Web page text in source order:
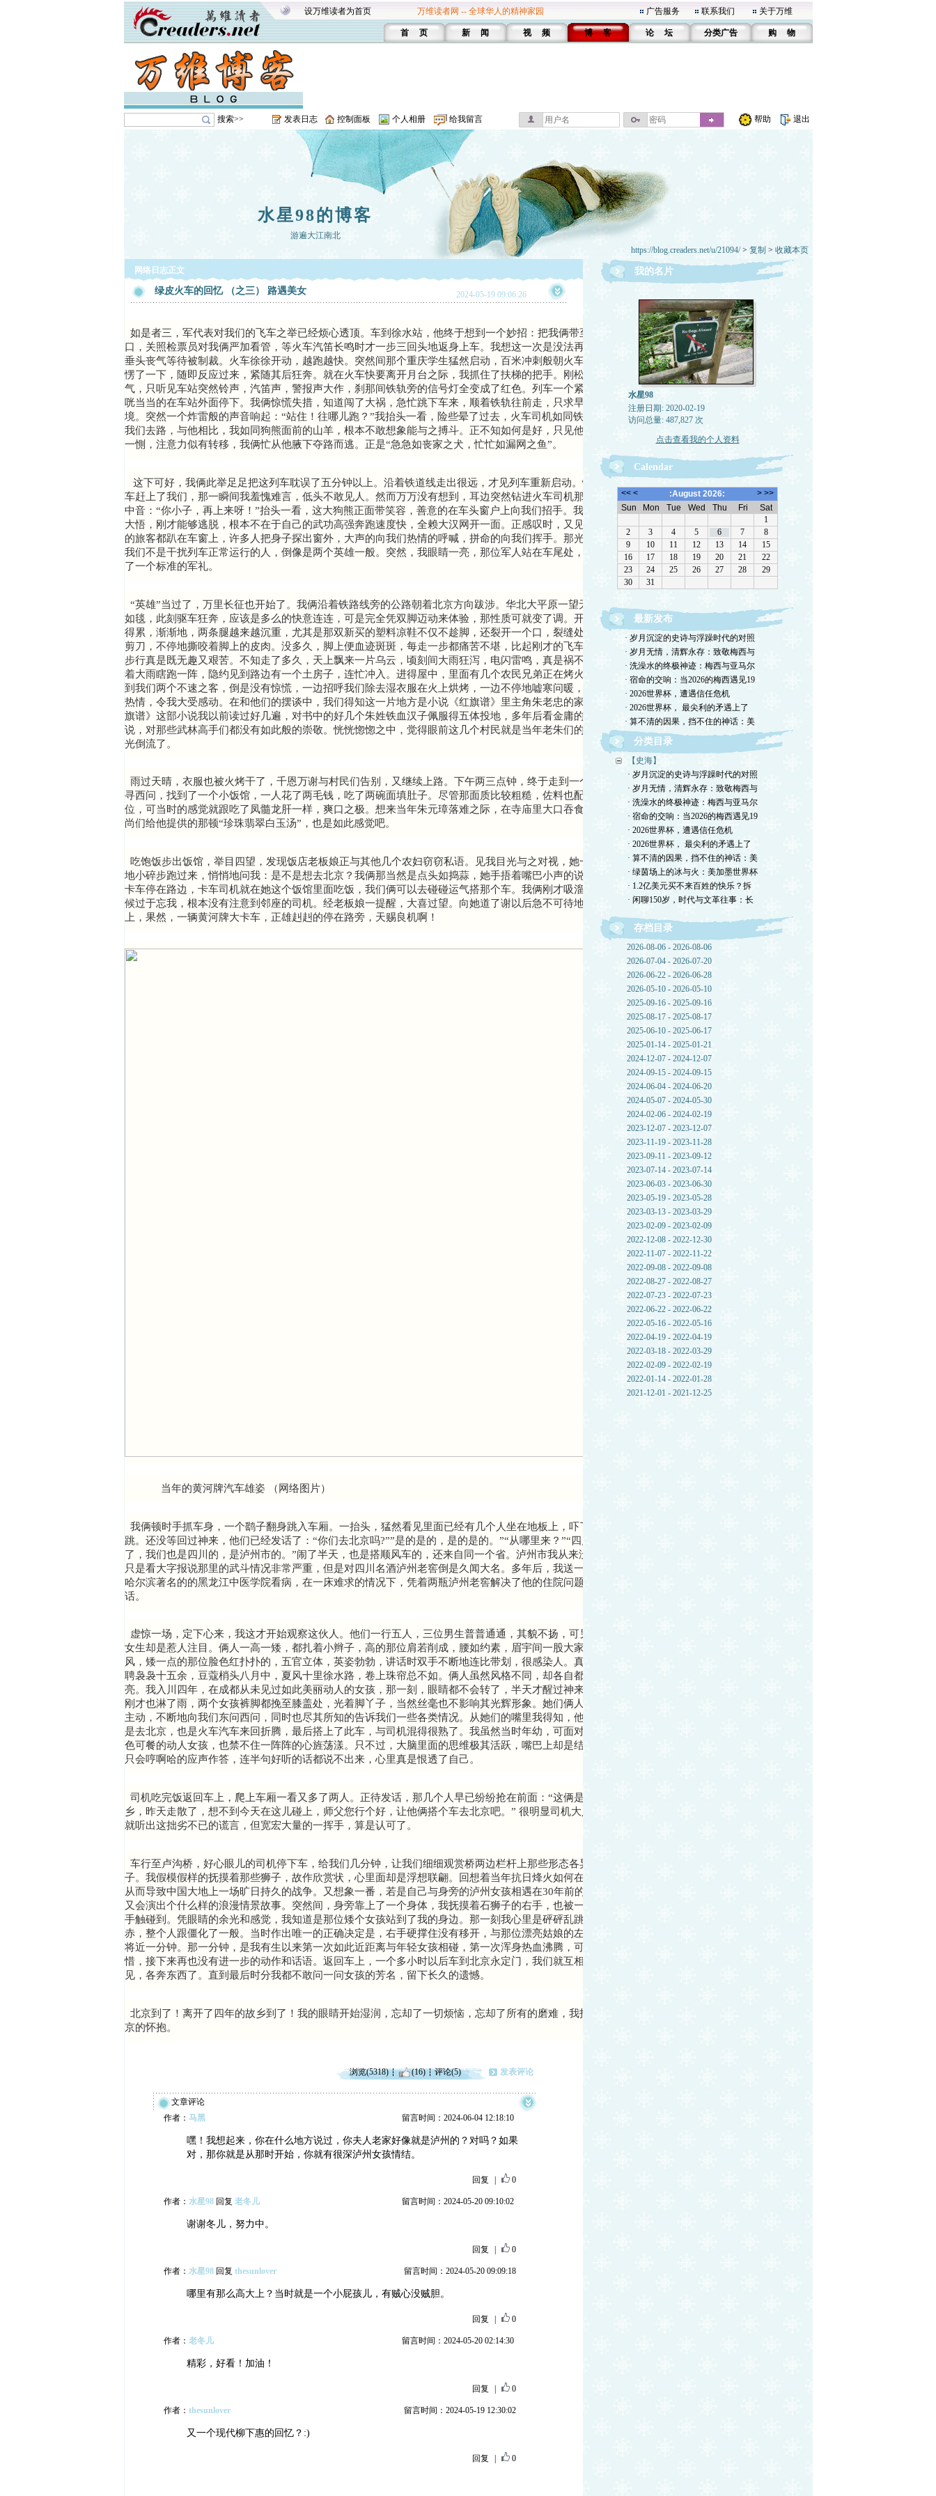
设万维读者为首页 万维读者网 -- 全球华人的精神家园 广告服务 联系我们 关于万维
首 页 新 闻 视 频 博 客 论 坛 分类广告 购 物
搜索>> 发表日志 控制面板 个人相册 给我留言 帮助 退出
水星98的博客
游遍大江南北
https://blog.creaders.net/u/21094/> 复制 > 收藏本页
网络日志正文
绿皮火车的回忆 （之三） 路遇美女 2024-05-19 09:06:26
如是者三，军代表对我们的飞车之举已经烦心透顶。车到徐水站，他终于想到一个妙招：把我俩带至车站检票
口，关照检票员对我俩严加看管，等火车汽笛长鸣时才一步三回头地返身上车。我想这一次是没法再飞车了，
垂头丧气等待被制裁。火车徐徐开动，越跑越快。突然间那个重庆学生猛然启动，百米冲刺般朝火车冲去。我
愣了一下，随即反应过来，紧随其后狂奔。就在火车快要离开月台之际，我抓住了扶梯的把手。刚松下一口
气，只听见车站突然铃声，汽笛声，警报声大作，刹那间铁轨旁的信号灯全变成了红色。列车一个紧急刹车，
咣当当的在车站外面停下。我俩惊慌失措，知道闯了大祸，急忙跳下车来，顺着铁轨往前走，只求早日脱离险
境。突然一个炸雷般的声音响起：“站住！往哪儿跑？”我抬头一看，险些晕了过去，火车司机如同铁塔般挡住
我们去路，与他相比，我如同狗熊面前的山羊，根本不敢想象能与之搏斗。正不知如何是好，只见他身子稍稍
一惻，注意力似有转移，我俩忙从他腋下夺路而逃。正是“急急如丧家之犬，忙忙如漏网之鱼”。
这下可好，我俩此举足足把这列车耽误了五分钟以上。沿着铁道线走出很远，才见列车重新启动。慢慢地火
车赶上了我们，那一瞬间我羞愧难言，低头不敢见人。然而万万没有想到，耳边突然钻进火车司机那雄浑的男
中音：“你小子，再上来呀！”抬头一看，这大狗熊正面带笑容，善意的在车头窗户上向我们招手。我顿时恍然
大悟，刚才能够逃脱，根本不在于自己的武功高强奔跑速度快，全赖大汉网开一面。正感叹时，又见几乎全车
的旅客都趴在车窗上，许多人把身子探出窗外，大声的向我们热情的呼喊，拼命的向我们挥手。那光景，仿佛
我们不是干扰列车正常运行的人，倒像是两个英雄一般。突然，我眼睛一亮，那位军人站在车尾处，向我们行
了一个标准的军礼。
“英雄”当过了，万里长征也开始了。我俩沿着铁路线旁的公路朝着北京方向跋涉。华北大平原一望无际，平整
如毯，此刻驱车狂奔，应该是多么的快意连连，可是完全凭双脚迈动来体验，那性质可就变了调。开始还不觉
得累，渐渐地，两条腿越来越沉重，尤其是那双新买的塑料凉鞋不仅不趁脚，还裂开一个口，裂缝处犹如一把
剪刀，不停地撕咬着脚上的皮肉。没多久，脚上便血迹斑斑，每走一步都痛苦不堪，比起刚才的飞车行动，这
步行真是既无趣又艰苦。不知走了多久，天上飘来一片乌云，顷刻间大雨狂泻，电闪雷鸣，真是祸不单行。冒
着大雨瞎跑一阵，隐约见到路边有一个土房子，连忙冲入。进得屋中，里面有几个农民兄弟正在烤火，他们看
到我们两个不速之客，倒是没有惊慌，一边招呼我们除去湿衣服在火上烘烤，一边不停地嘘寒问暖，亲切淳朴
热情，令我大受感动。在和他们的摆谈中，我们得知这一片地方是小说《红旗谱》里主角朱老忠的家乡。《红
旗谱》这部小说我以前读过好几遍，对书中的好几个朱姓铁血汉子佩服得五体投地，多年后看金庸的武侠小
说，对那些武林高手们都没有如此般的崇敬。恍恍惚惚之中，觉得眼前这几个村民就是当年老朱们的化身，时
光倒流了。
雨过天晴，衣服也被火烤干了，千恩万谢与村民们告别，又继续上路。下午两三点钟，终于走到一个小镇。东
寻西问，找到了一个小饭馆，一人花了两毛钱，吃了两碗面填肚子。尽管那面质比较粗糙，佐料也配得很不到
位，可当时的感觉就跟吃了凤髓龙肝一样，爽口之极。想来当年朱元璋落难之际，在寺庙里大口吞食着众位和
尚们给他提供的那顿“珍珠翡翠白玉汤”，也是如此感觉吧。
吃饱饭步出饭馆，举目四望，发现饭店老板娘正与其他几个农妇窃窃私语。见我目光与之对视，她一步一回头
地小碎步跑过来，悄悄地问我：是不是想去北京？我俩那当然是点头如捣蒜，她手捂着嘴巴小声的说，有一辆
卡车停在路边，卡车司机就在她这个饭馆里面吃饭，我们俩可以去碰碰运气搭那个车。我俩刚才吸溜面条的时
候过于忘我，根本没有注意到邻座的司机。经老板娘一提醒，大喜过望。向她道了谢以后急不可待地冲到公路
上，果然，一辆黄河牌大卡车，正雄赳赳的停在路旁，天赐良机啊！
当年的黄河牌汽车雄姿 （网络图片）
我俩顿时手抓车身，一个鹞子翻身跳入车厢。一抬头，猛然看见里面已经有几个人坐在地板上，吓了我一大
跳。还没等回过神来，他们已经发话了：“你们去北京吗?””是的是的，是的是的。”“从哪里来？”“四川”“太巧
了，我们也是四川的，是泸州市的。”闹了半天，也是搭顺风车的，还来自同一个省。泸州市我从来没有去过，
只是看大字报说那里的武斗情况非常严重，但是对四川名酒泸州老窖倒是久闻大名。多年后，我送一位同事去
哈尔滨著名的的黑龙江中医学院看病，在一床难求的情况下，凭着两瓶泸州老窖解决了他的住院问题，这是后
话。
虚惊一场，定下心来，我这才开始观察这伙人。他们一行五人，三位男生普普通通，其貌不扬，可另外那两个
女生却是惹人注目。俩人一高一矮，都扎着小辫子，高的那位肩若削成，腰如约素，眉宇间一股大家闺秀之
风，矮一点的那位脸色红扑扑的，五官立体，英姿勃勃，讲话时双手不断地连比带划，很感染人。真真是：聘
聘袅袅十五余，豆蔻梢头八月中，夏风十里徐水路，卷上珠帘总不如。俩人虽然风格不同，却各自都十分漂
亮。我入川四年，在成都从未见过如此美丽动人的女孩，那一刻，眼睛都不会转了，半天才醒过神来。也许是
刚才也淋了雨，两个女孩裤脚都挽至膝盖处，光着脚丫子，当然丝毫也不影响其光辉形象。她们俩人极其大方
主动，不断地向我们东问西问，同时也尽其所知的告诉我们一些各类情况。从她们的嘴里我得知，他们五人也
是去北京，也是火车汽车来回折腾，最后搭上了此车，与司机混得很熟了。我虽然当时年幼，可面对这两个秀
色可餐的动人女孩，也禁不住一阵阵的心旌荡漾。只不过，大脑里面的思维极其活跃，嘴巴上却是结结巴巴，
只会哼啊哈的应声作答，连半句好听的话都说不出来，心里真是恨透了自己。
司机吃完饭返回车上，爬上车厢一看又多了两人。正待发话，那几个人早已纷纷抢在前面：“这俩是我们的老
乡，昨天走散了，想不到今天在这儿碰上，师父您行个好，让他俩搭个车去北京吧。” 很明显司机大人一下子
就听出这拙劣不已的谎言，但宽宏大量的一挥手，算是认可了。
车行至卢沟桥，好心眼儿的司机停下车，给我们几分钟，让我们细细观赏桥两边栏杆上那些形态各异的石狮
子。我假模假样的抚摸着那些狮子，故作欣赏状，心里面却是浮想联翩。回想着当年抗日烽火如何在此引发，
从而导致中国大地上一场旷日持久的战争。又想象一番，若是自己与身旁的泸州女孩相遇在30年前的卢沟桥，
又会演出个什么样的浪漫情景故事。突然间，身旁靠上了一个身体，我抚摸着石狮子的右手，也被一只纤细的
手触碰到。凭眼睛的余光和感觉，我知道是那位矮个女孩站到了我的身边。那一刻我心里是砰砰乱跳，面红耳
赤，整个人跟僵化了一般。当时作出唯一的正确决定是，右手硬撑住没有移开，与那位漂亮姑娘的左手相持了
将近一分钟。那一分钟，是我有生以来第一次如此近距离与年轻女孩相碰，第一次浑身热血沸腾，可惜啊可
惜，接下来再也没有进一步的动作和话语。返回车上，一个多小时以后车到北京永定门，我们就互相道声再
见，各奔东西了。直到最后时分我都不敢问一问女孩的芳名，留下长久的遗憾。
北京到了！离开了四年的故乡到了！我的眼睛开始湿润，忘却了一切烦恼，忘却了所有的磨难，我投入到了北
京的怀抱。
浏览(5318) (16) 评论(5) 发表评论
文章评论
作者： 马黑 留言时间：2024-06-04 12:18:10
嘿！我想起来，你在什么地方说过，你夫人老家好像就是泸州的？对吗？如果
对，那你就是从那时开始，你就有很深泸州女孩情结。
回复 0
作者： 水星98回复 老冬儿 留言时间：2024-05-20 09:10:02
谢谢冬儿，努力中。
回复 0
作者： 水星98回复 thesunlover 留言时间：2024-05-20 09:09:18
哪里有那么高大上？当时就是一个小屁孩儿，有贼心没贼胆。
回复 0
作者： 老冬儿 留言时间：2024-05-20 02:14:30
精彩，好看！加油！
回复 0
作者： thesunlover 留言时间：2024-05-19 12:30:02
又一个现代柳下惠的回忆？:)
回复 0
我的名片
水星98
注册日期: 2020-02-19
访问总量: 487,827 次
点击查看我的个人资料
Calendar
最新发布
· 岁月沉淀的史诗与浮躁时代的对照
· 岁月无情，清辉永存：致敬梅西与
· 洗澡水的终极神迹：梅西与亚马尔
· 宿命的交响：当2026的梅西遇见19
· 2026世界杯，遭遇信任危机
· 2026世界杯， 最尖利的矛遇上了
· 算不清的因果，挡不住的神话：美
分类目录
【史海】
· 岁月沉淀的史诗与浮躁时代的对照
· 岁月无情，清辉永存：致敬梅西与
· 洗澡水的终极神迹：梅西与亚马尔
· 宿命的交响：当2026的梅西遇见19
· 2026世界杯，遭遇信任危机
· 2026世界杯， 最尖利的矛遇上了
· 算不清的因果，挡不住的神话：美
· 绿茵场上的冰与火：美加墨世界杯
· 1.2亿美元买不来百姓的快乐？拆
· 闲聊150岁，时代与文革往事：长
存档目录
2026-08-06 - 2026-08-06
2026-07-04 - 2026-07-20
2026-06-22 - 2026-06-28
2026-05-10 - 2026-05-10
2025-09-16 - 2025-09-16
2025-08-17 - 2025-08-17
2025-06-10 - 2025-06-17
2025-01-14 - 2025-01-21
2024-12-07 - 2024-12-07
2024-09-15 - 2024-09-15
2024-06-04 - 2024-06-20
2024-05-07 - 2024-05-30
2024-02-06 - 2024-02-19
2023-12-07 - 2023-12-07
2023-11-19 - 2023-11-28
2023-09-11 - 2023-09-12
2023-07-14 - 2023-07-14
2023-06-03 - 2023-06-30
2023-05-19 - 2023-05-28
2023-03-13 - 2023-03-29
2023-02-09 - 2023-02-09
2022-12-08 - 2022-12-30
2022-11-07 - 2022-11-22
2022-09-08 - 2022-09-08
2022-08-27 - 2022-08-27
2022-07-23 - 2022-07-23
2022-06-22 - 2022-06-22
2022-05-16 - 2022-05-16
2022-04-19 - 2022-04-19
2022-03-18 - 2022-03-29
2022-02-09 - 2022-02-19
2022-01-14 - 2022-01-28
2021-12-01 - 2021-12-25